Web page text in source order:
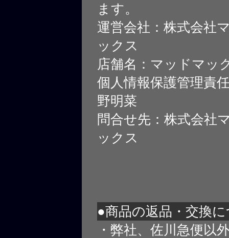
ます。
運営会社：株式会社
ックス
店舗名：マッドマッ
個人情報保護管理責
野明菜
問合せ先：株式会社
ックス
●商品の返品・交換
・弊社、佐川急便以